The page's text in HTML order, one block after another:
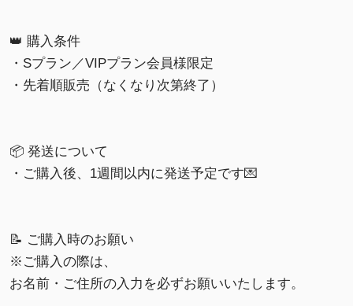
👑 購入条件
・Sプラン／VIPプラン会員様限定
・先着順販売（なくなり次第終了）
📦 発送について
・ご購入後、1週間以内に発送予定です💌
📝 ご購入時のお願い
※ご購入の際は、
お名前・ご住所の入力を必ずお願いいたします。